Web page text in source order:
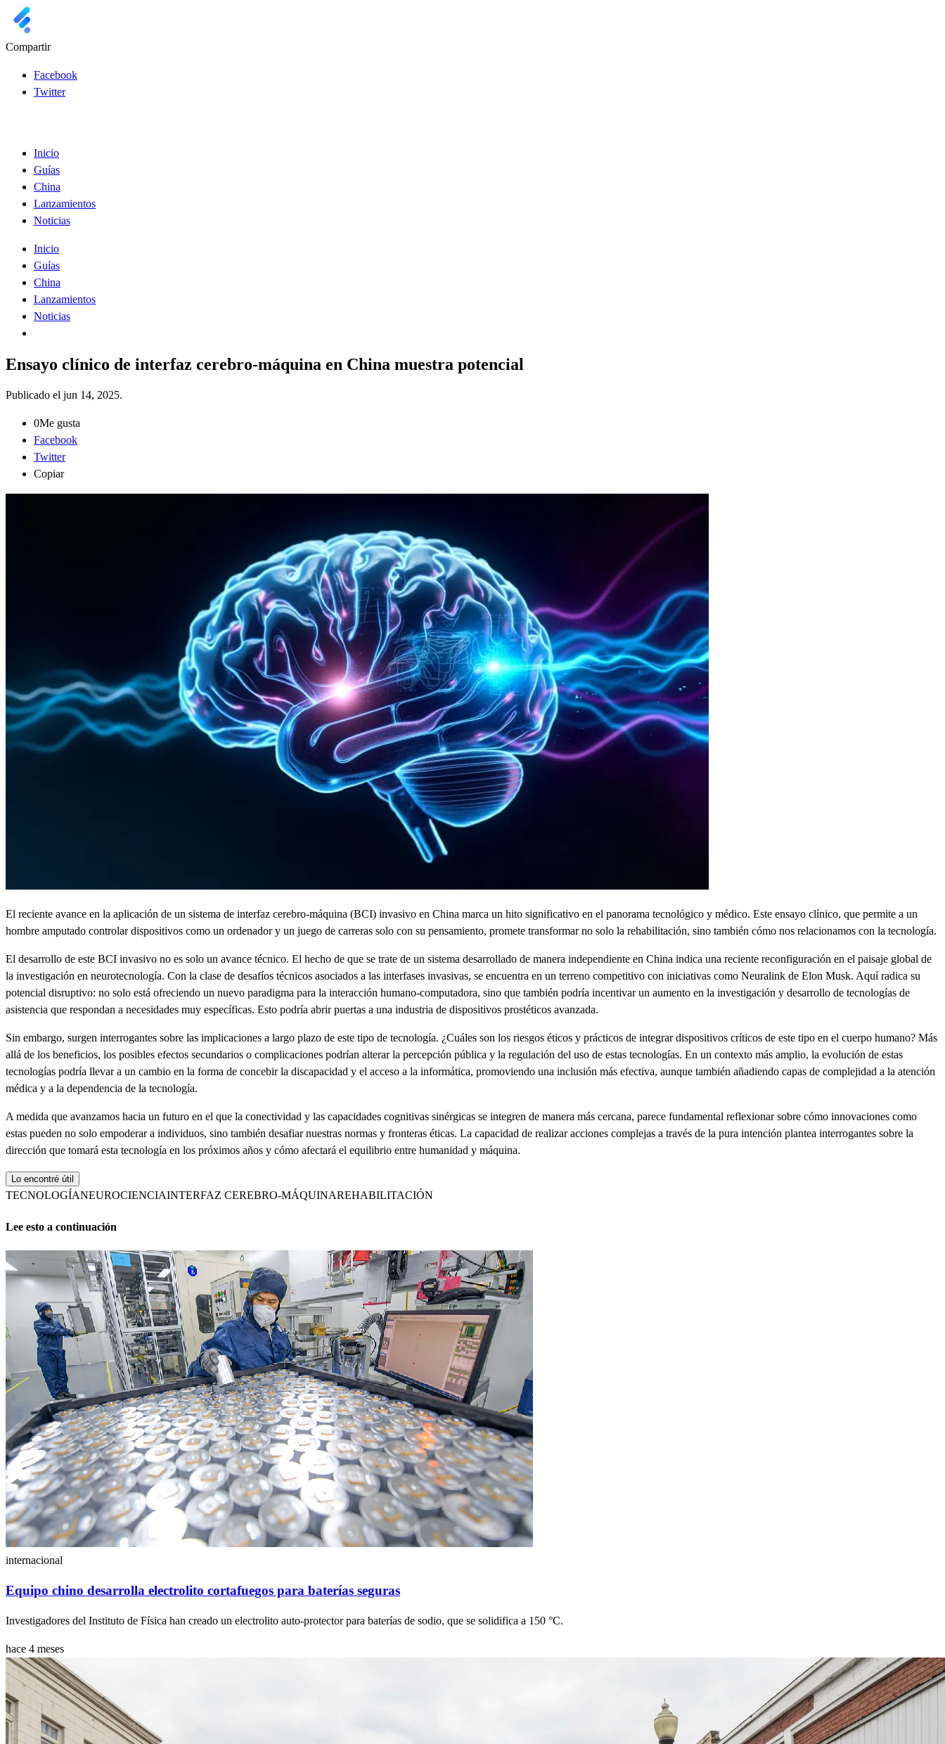
Compartir
Facebook
Twitter
Inicio
Guías
China
Lanzamientos
Noticias
Inicio
Guías
China
Lanzamientos
Noticias
Ensayo clínico de interfaz cerebro-máquina en China muestra potencial
Publicado el jun 14, 2025.
0Me gusta
Facebook
Twitter
Copiar
El reciente avance en la aplicación de un sistema de interfaz cerebro-máquina (BCI) invasivo en China marca un hito significativo en el panorama tecnológico y médico. Este ensayo clínico, que permite a un
hombre amputado controlar dispositivos como un ordenador y un juego de carreras solo con su pensamiento, promete transformar no solo la rehabilitación, sino también cómo nos relacionamos con la tecnología.
El desarrollo de este BCI invasivo no es solo un avance técnico. El hecho de que se trate de un sistema desarrollado de manera independiente en China indica una reciente reconfiguración en el paisaje global de
la investigación en neurotecnología. Con la clase de desafíos técnicos asociados a las interfases invasivas, se encuentra en un terreno competitivo con iniciativas como Neuralink de Elon Musk. Aquí radica su
potencial disruptivo: no solo está ofreciendo un nuevo paradigma para la interacción humano-computadora, sino que también podría incentivar un aumento en la investigación y desarrollo de tecnologías de
asistencia que respondan a necesidades muy específicas. Esto podría abrir puertas a una industria de dispositivos prostéticos avanzada.
Sin embargo, surgen interrogantes sobre las implicaciones a largo plazo de este tipo de tecnología. ¿Cuáles son los riesgos éticos y prácticos de integrar dispositivos críticos de este tipo en el cuerpo humano? Más
allá de los beneficios, los posibles efectos secundarios o complicaciones podrían alterar la percepción pública y la regulación del uso de estas tecnologías. En un contexto más amplio, la evolución de estas
tecnologías podría llevar a un cambio en la forma de concebir la discapacidad y el acceso a la informática, promoviendo una inclusión más efectiva, aunque también añadiendo capas de complejidad a la atención
médica y a la dependencia de la tecnología.
A medida que avanzamos hacia un futuro en el que la conectividad y las capacidades cognitivas sinérgicas se integren de manera más cercana, parece fundamental reflexionar sobre cómo innovaciones como
estas pueden no solo empoderar a individuos, sino también desafiar nuestras normas y fronteras éticas. La capacidad de realizar acciones complejas a través de la pura intención plantea interrogantes sobre la
dirección que tomará esta tecnología en los próximos años y cómo afectará el equilibrio entre humanidad y máquina.
Lo encontré útil
TECNOLOGÍANEUROCIENCIAINTERFAZ CEREBRO-MÁQUINAREHABILITACIÓN
Lee esto a continuación
internacional
Equipo chino desarrolla electrolito cortafuegos para baterías seguras
Investigadores del Instituto de Física han creado un electrolito auto-protector para baterías de sodio, que se solidifica a 150 °C.
hace 4 meses